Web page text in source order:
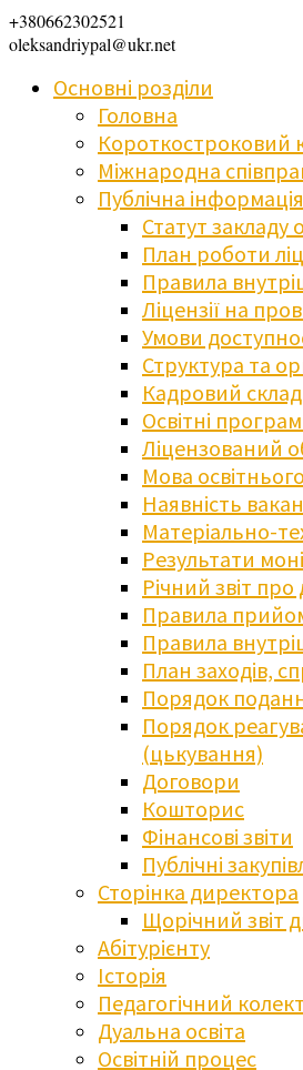
+380662302521
oleksandriypal@ukr.net
Основні розділи
Головна
Короткостроковий
Міжнародна
Публічна інформація
Статут закладу
План роботи
Правила
Ліцензії на
Умови
Структура та
Кадровий склад
Освітні
Ліцензований
Мова
Наявність
Матеріально-
Результати
Річний звіт про
Правила
Правила
План заходів,
Порядок
Порядок
(цькування)
Договори
Кошторис
Фінансові звіти
Публічні
Сторінка директора
Щорічний звіт
Абітурієнту
Історія
Педагогічний
Дуальна освіта
Освітній процес